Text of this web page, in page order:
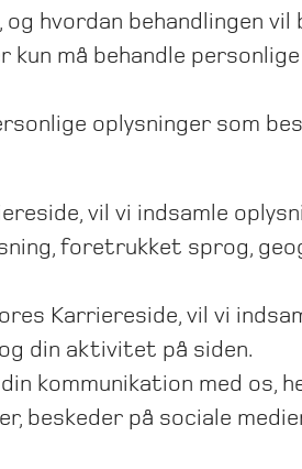
hvordan behandlingen
kun må behandle
oplysninger som
vil vi indsamle
foretrukket sprog,
Karriereside, vil vi
din aktivitet på siden.
kommunikation med os,
beskeder på sociale